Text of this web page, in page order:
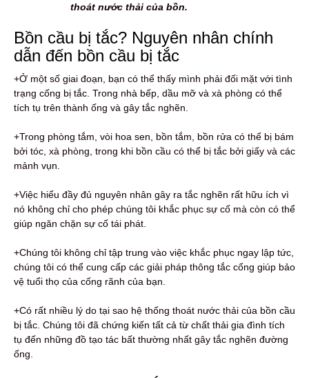
thoát nước thải của bồn.
Bồn cầu bị tắc? Nguyên nhân chính
dẫn đến bồn cầu bị tắc
+Ở một số giai đoạn, bạn có thể thấy mình phải đối mặt với tình
trạng cống bị tắc. Trong nhà bếp, dầu mỡ và xà phòng có thể
tích tụ trên thành ống và gây tắc nghẽn.
+Trong phòng tắm, vòi hoa sen, bồn tắm, bồn rửa có thể bị bám
bởi tóc, xà phòng, trong khi bồn cầu có thể bị tắc bởi giấy và các
mảnh vụn.
+Việc hiểu đầy đủ nguyên nhân gây ra tắc nghẽn rất hữu ích vì
nó không chỉ cho phép chúng tôi khắc phục sự cố mà còn có thể
giúp ngăn chặn sự cố tái phát.
+Chúng tôi không chỉ tập trung vào việc khắc phục ngay lập tức,
chúng tôi có thể cung cấp các giải pháp thông tắc cống giúp bảo
vệ tuổi thọ của cống rãnh của bạn.
+Có rất nhiều lý do tại sao hệ thống thoát nước thải của bồn cầu
bị tắc. Chúng tôi đã chứng kiến ​​tất cả từ chất thải gia đình tích
tụ đến những đồ tạo tác bất thường nhất gây tắc nghẽn đường
ống.